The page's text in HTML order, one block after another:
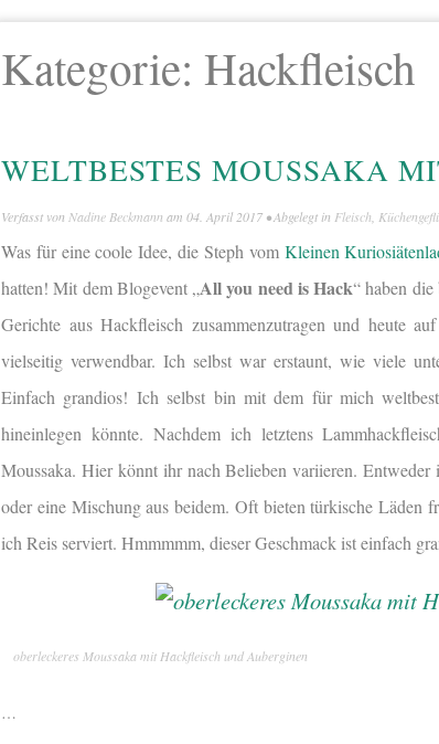
Kategorie: Hackfleisch
WELTBESTES MOUSSAKA
Verfasst von Nadine Beckmann am 04. April 2017 • Abgelegt in Fleisch,
Was für eine coole Idee, die Steph vom Kleinen
hatten! Mit dem Blogevent „All you need is Hack“ haben
Gerichte aus Hackfleisch zusammenzutragen und heute
vielseitig verwendbar. Ich selbst war erstaunt, wie viele
Einfach grandios! Ich selbst bin mit dem für mich
hineinlegen könnte. Nachdem ich letztens
Moussaka. Hier könnt ihr nach Belieben variieren.
oder eine Mischung aus beidem. Oft bieten türkische Läden
ich Reis serviert. Hmmmmm, dieser Geschmack ist einfach
oberleckeres Moussaka mit Hackfleisch und Auberginen
…